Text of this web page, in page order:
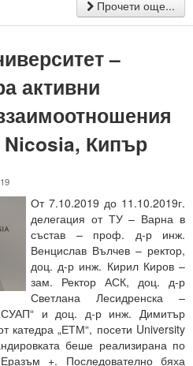
институт
техника и автоматизация
факултет
колеж
институт
Прочети още...
–
активни
Кипър
От 7.10.2019 до 11.10.2019г.
делегация от ТУ – Варна в
състав – проф. д-р инж.
Венцислав Вълчев – ректор,
доц. д-р инж. Кирил Киров –
зам. Ректор АСК, доц. д-р
Светлана Лесидренска –
и доц. д-р инж. Димитър
катедра „ЕТМ“, посети University
беше реализирана по
+. Последователно бяха